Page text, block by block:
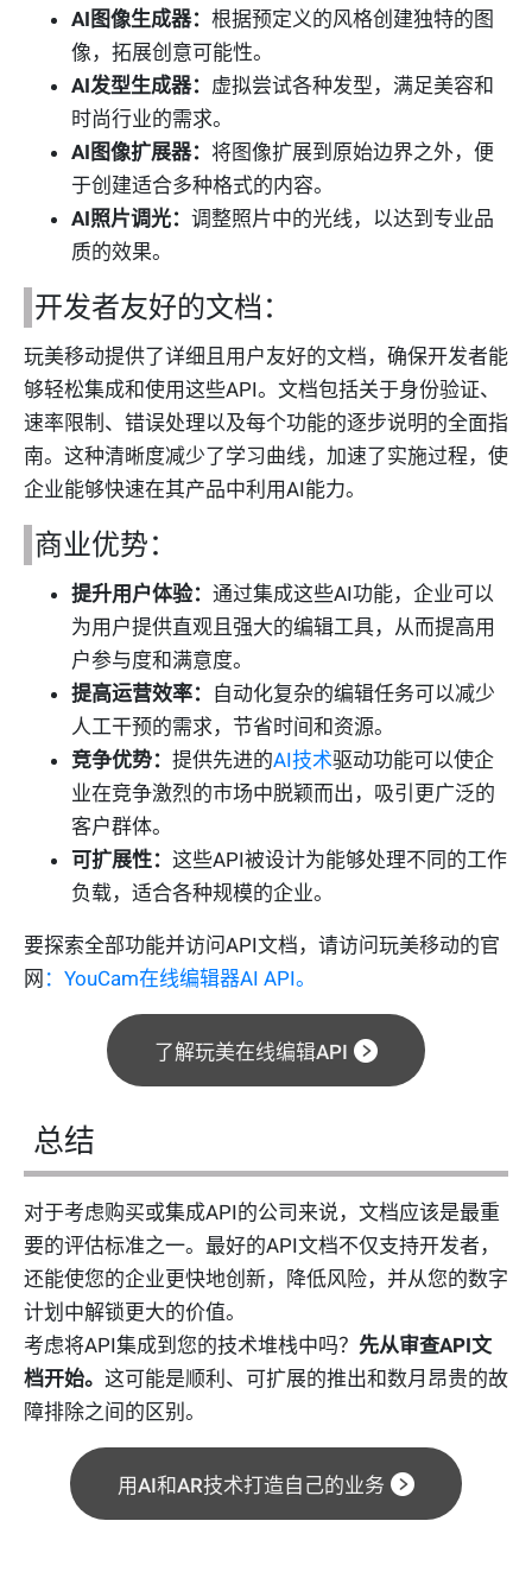
AI图像生成器： 根据预定义的风格创建独特的图
像，拓展创意可能性。
AI发型生成器： 虚拟尝试各种发型，满足美容和
时尚行业的需求。
AI图像扩展器： 将图像扩展到原始边界之外，便
于创建适合多种格式的内容。
AI照片调光： 调整照片中的光线，以达到专业品
质的效果。
开发者友好的文档：
玩美移动提供了详细且用户友好的文档，确保开发者能
够轻松集成和使用这些API。文档包括关于身份验证、
速率限制、错误处理以及每个功能的逐步说明的全面指
南。这种清晰度减少了学习曲线，加速了实施过程，使
企业能够快速在其产品中利用AI能力。
商业优势：
提升用户体验： 通过集成这些AI功能，企业可以
为用户提供直观且强大的编辑工具，从而提高用
户参与度和满意度。
提高运营效率： 自动化复杂的编辑任务可以减少
人工干预的需求，节省时间和资源。
竞争优势： 提供先进的AI技术驱动功能可以使企
业在竞争激烈的市场中脱颖而出，吸引更广泛的
客户群体。
可扩展性： 这些API被设计为能够处理不同的工作
负载，适合各种规模的企业。
要探索全部功能并访问API文档，请访问玩美移动的官
网 ：YouCam在线编辑器AI API。
了解玩美在线编辑API
总结
对于考虑购买或集成API的公司来说，文档应该是最重
要的评估标准之一。最好的API文档不仅支持开发者，
还能使您的企业更快地创新，降低风险，并从您的数字
计划中解锁更大的价值。
考虑将API集成到您的技术堆栈中吗？ 先从审查API文
档开始。 这可能是顺利、可扩展的推出和数月昂贵的故
障排除之间的区别。
用AI和AR技术打造自己的业务